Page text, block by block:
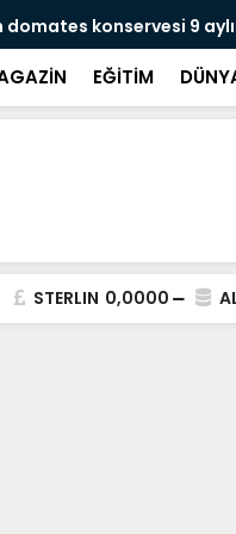
konservesi 9
EĞİTİM
STERLIN 0,0000